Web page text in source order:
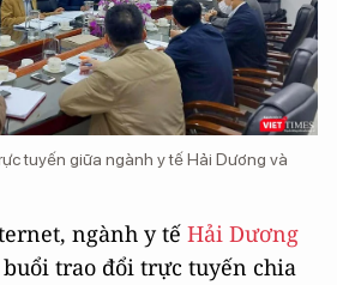
tuyến giữa ngành y tế Hải Dương và
ngành y tế Hải Dương
trao đổi trực tuyến chia